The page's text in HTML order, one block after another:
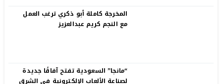
المخرجة كاملة أبو ذكري ترغب العمل
مع النجم كريم عبدالعزيز
“مانجا” السعودية تفتح آفاقًا جديدة
لصناعة الألعاب الإلكترونية في الشرق